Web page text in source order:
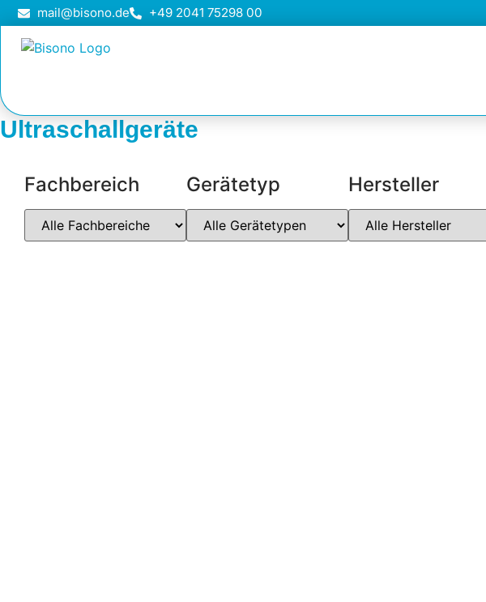
mail@bisono.de +49 2041 75298 00
Ultraschallgeräte
Fachbereich Gerätetyp Hersteller